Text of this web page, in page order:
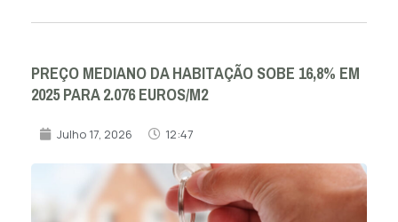
PREÇO MEDIANO DA HABITAÇÃO SOBE 16,8% EM
2025 PARA 2.076 EUROS/M2
Julho 17, 2026 12:47